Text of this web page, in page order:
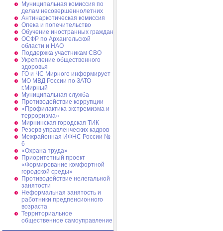
Муниципальная комиссия по
делам несовершеннолетних
Антинаркотическая комиссия
Опека и попечительство
Обучение иностранных граждан
ОСФР по Архангельской
области и НАО
Поддержка участникам СВО
Укрепление общественного
здоровья
ГО и ЧС Мирного информирует
МО МВД России по ЗАТО
г.Мирный
Муниципальная cлужба
Противодействие коррупции
«Профилактика экстремизма и
терроризма»
Мирнинская городская ТИК
Резерв управленческих кадров
Межрайонная ИФНС России №
6
«Охрана труда»
Приоритетный проект
«Формирование комфортной
городской среды»
Противодействие нелегальной
занятости
Неформальная занятость и
работники предпенсионного
возраста
Территориальное
общественное самоуправление